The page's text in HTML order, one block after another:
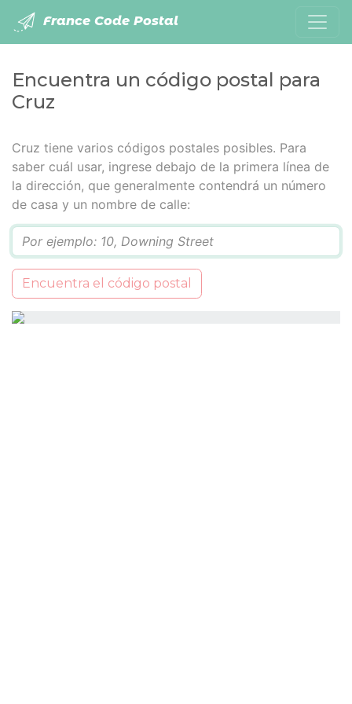
France Code Postal
Encuentra un código postal para
Cruz
Cruz tiene varios códigos postales posibles. Para
saber cuál usar, ingrese debajo de la primera línea de
la dirección, que generalmente contendrá un número
de casa y un nombre de calle:
Encuentra el código postal